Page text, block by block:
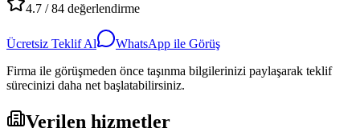
4.7 /84 değerlendirme
Ücretsiz Teklif Al
WhatsApp ile Görüş
Firma ile görüşmeden önce taşınma bilgilerinizi paylaşarak teklif
sürecinizi daha net başlatabilirsiniz.
Verilen hizmetler